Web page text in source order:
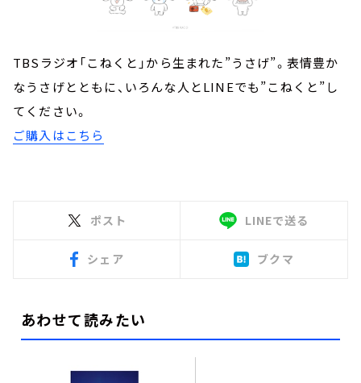
TBSラジオ「こねくと」から生まれた”うさげ”。表情豊か
なうさげとともに、いろんな人とLINEでも”こねくと”し
てください。
ご購入はこちら
ポスト LINEで送る
シェア ブクマ
あわせて読みたい